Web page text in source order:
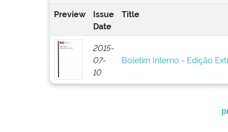
Preview
Issue
Date
Title
2015-
07-
10
Boletim Interno - Edição